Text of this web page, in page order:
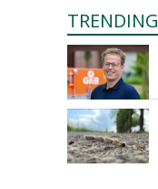
TRENDING